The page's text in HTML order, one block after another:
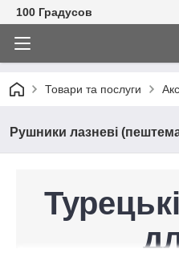
100 Градусов
Товари та послуги
Рушники лазневі